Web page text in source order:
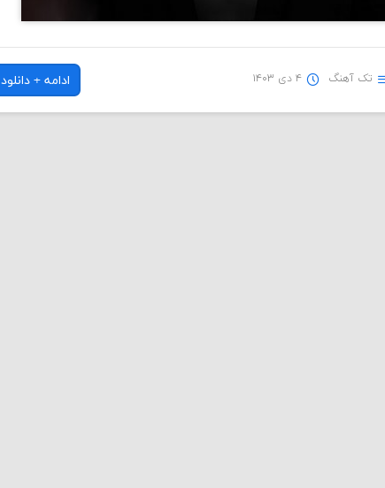
تک آهنگ ۴ دی ۱۴۰۳ ادامه + دانلود